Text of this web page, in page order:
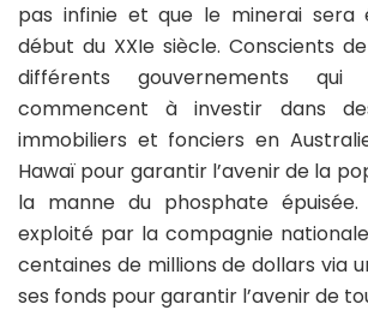
pas infinie et que le minerai sera
début du XXIe siècle. Conscients
différents gouvernements qui
commencent à investir dans
immobiliers et fonciers en
Hawaï pour garantir l’avenir de la
la manne du phosphate
exploité par la compagnie
centaines de millions de dollars via
ses fonds pour garantir l’avenir de